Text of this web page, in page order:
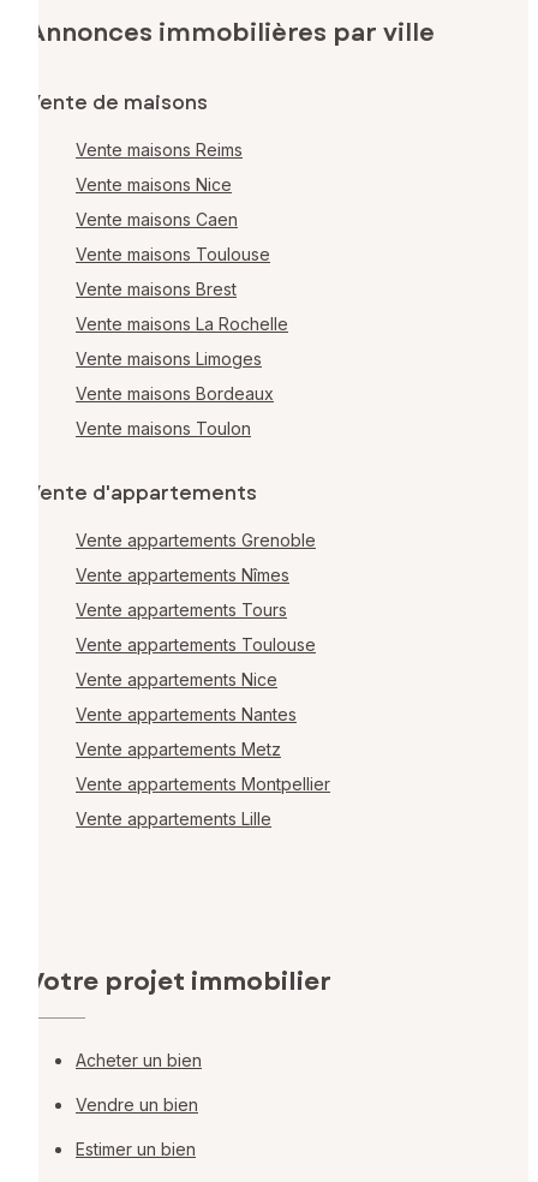
Annonces immobilières par ville
Vente de maisons
Vente maisons Reims
Vente maisons Nice
Vente maisons Caen
Vente maisons Toulouse
Vente maisons Brest
Vente maisons La Rochelle
Vente maisons Limoges
Vente maisons Bordeaux
Vente maisons Toulon
Vente d'appartements
Vente appartements Grenoble
Vente appartements Nîmes
Vente appartements Tours
Vente appartements Toulouse
Vente appartements Nice
Vente appartements Nantes
Vente appartements Metz
Vente appartements Montpellier
Vente appartements Lille
Votre projet immobilier
Acheter un bien
Vendre un bien
Estimer un bien